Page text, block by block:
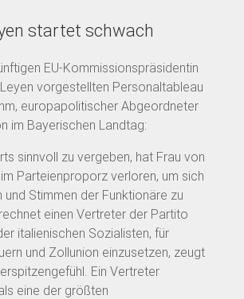
startet schwach
EU-Kommissionspräsidentin
vorgestellten Personaltableau
europapolitischer Abgeordneter
im Bayerischen Landtag:
sinnvoll zu vergeben, hat Frau von
Parteienproporz verloren, um sich
und Stimmen der Funktionäre zu
einen Vertreter der Partito
italienischen Sozialisten, für
und Zollunion einzusetzen, zeugt
Ein Vertreter
eine der größten